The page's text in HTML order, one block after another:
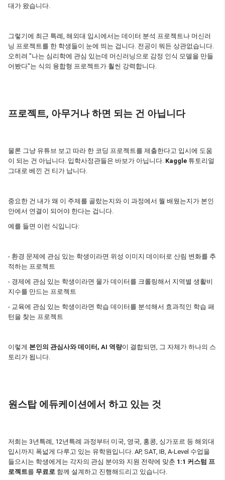
대가 왔습니다.
그렇기에 최근 특례, 해외대 입시에서는 데이터 분석 프로젝트나 머신러
닝 프로젝트를 한 학생들이 눈에 띄는 겁니다. 전공이 뭐든 상관없습니다.
오히려 "나는 심리학에 관심 있는데 머신러닝으로 감정 인식 모델을 만들
어봤다"는 식의 융합형 프로젝트가 훨씬 강력합니다.
프로젝트, 아무거나 하면 되는 건 아닙니다
물론 그냥 유튜브 보고 따라 한 코딩 프로젝트를 제출한다고 입시에 도움
이 되는 건 아닙니다. 입학사정관들은 바보가 아닙니다. Kaggle 튜토리얼
그대로 베낀 건 티가 납니다.
중요한 건 내가 왜 이 주제를 골랐는지와 이 과정에서 뭘 배웠는지가 본인
안에서 연결이 되어야 한다는 겁니다.
예를 들면 이런 식입니다:
- 환경 문제에 관심 있는 학생이라면 위성 이미지 데이터로 산림 변화를 추
적하는 프로젝트
- 경제에 관심 있는 학생이라면 물가 데이터를 크롤링해서 지역별 생활비
지수를 만드는 프로젝트
- 교육에 관심 있는 학생이라면 학습 데이터를 분석해서 효과적인 학습 패
턴을 찾는 프로젝트
이렇게 본인의 관심사와 데이터, AI 역량이 결합되면, 그 자체가 하나의 스
토리가 됩니다.
원스탑 에듀케이션에서 하고 있는 것
저희는 3년특례, 12년특례 과정부터 미국, 영국, 홍콩, 싱가포르 등 해외대
입시까지 폭넓게 다루고 있는 유학원입니다. AP, SAT, IB, A-Level 수업을
들으시는 학생에게는 각자의 관심 분야와 지원 전략에 맞춘 1:1 커스텀 프
로젝트를 무료로 함께 설계하고 진행해드리고 있습니다.